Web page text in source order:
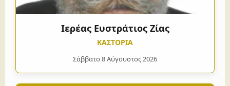
Ιερέας Ευστράτιος Ζίας
ΚΑΣΤΟΡΙΑ
Σάββατο 8 Αύγουστος 2026